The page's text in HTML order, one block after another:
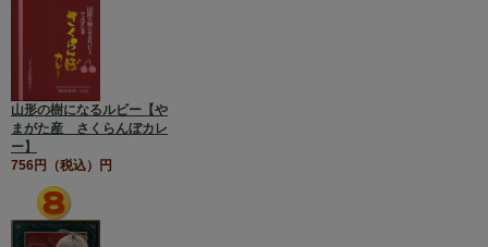
山形の樹になるルビー【や
まがた産 さくらんぼカレ
ー】
756円（税込）円